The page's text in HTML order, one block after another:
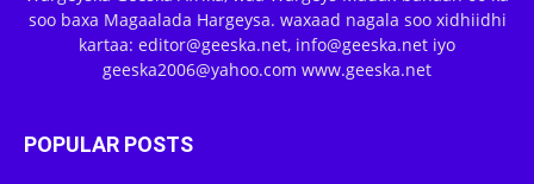
soo baxa Magaalada Hargeysa. waxaad nagala soo xidhiidhi
kartaa: editor@geeska.net, info@geeska.net iyo
geeska2006@yahoo.com www.geeska.net
POPULAR POSTS